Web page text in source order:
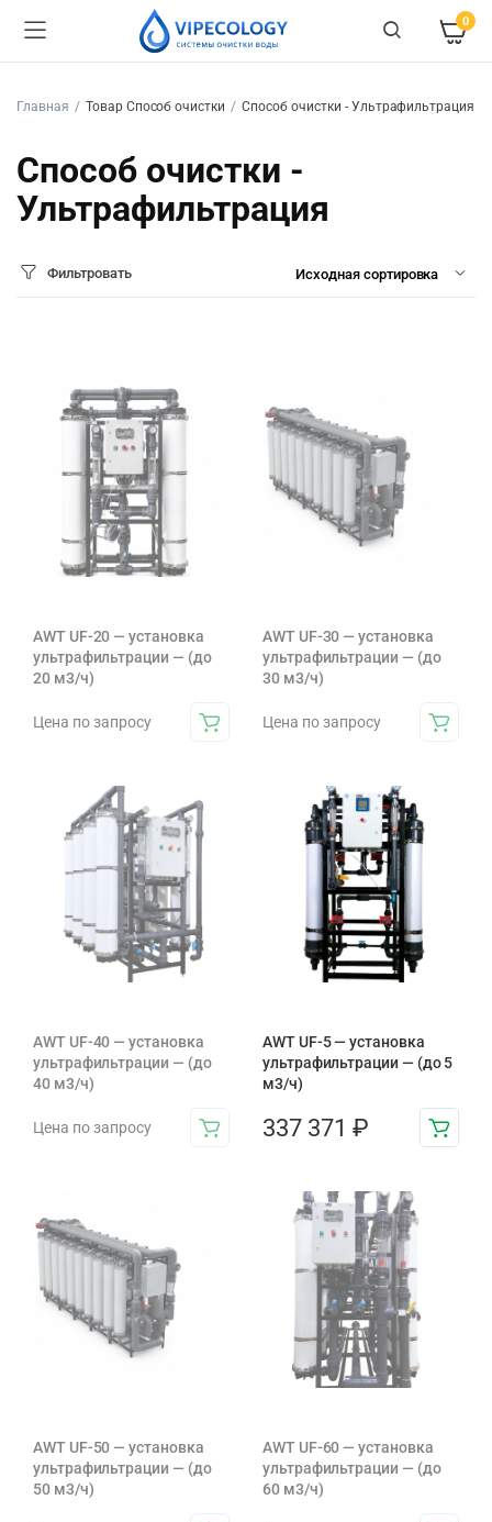
0
Главная Товар Способ очистки Способ очистки - Ультрафильтрация
Способ очистки -
Ультрафильтрация
Фильтровать
AWT UF-20 — установка
ультрафильтрации — (до
20 м3/ч)
Цена по запросу
AWT UF-30 — установка
ультрафильтрации — (до
30 м3/ч)
Цена по запросу
AWT UF-40 — установка
ультрафильтрации — (до
40 м3/ч)
Цена по запросу
AWT UF-5 — установка
ультрафильтрации — (до 5
м3/ч)
337 371 ₽
AWT UF-50 — установка
ультрафильтрации — (до
50 м3/ч)
AWT UF-60 — установка
ультрафильтрации — (до
60 м3/ч)